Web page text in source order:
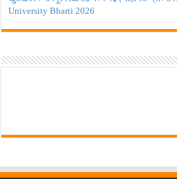
University Bharti 2026